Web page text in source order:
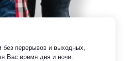
без перерывов и выходных,
Вас время дня и ночи.